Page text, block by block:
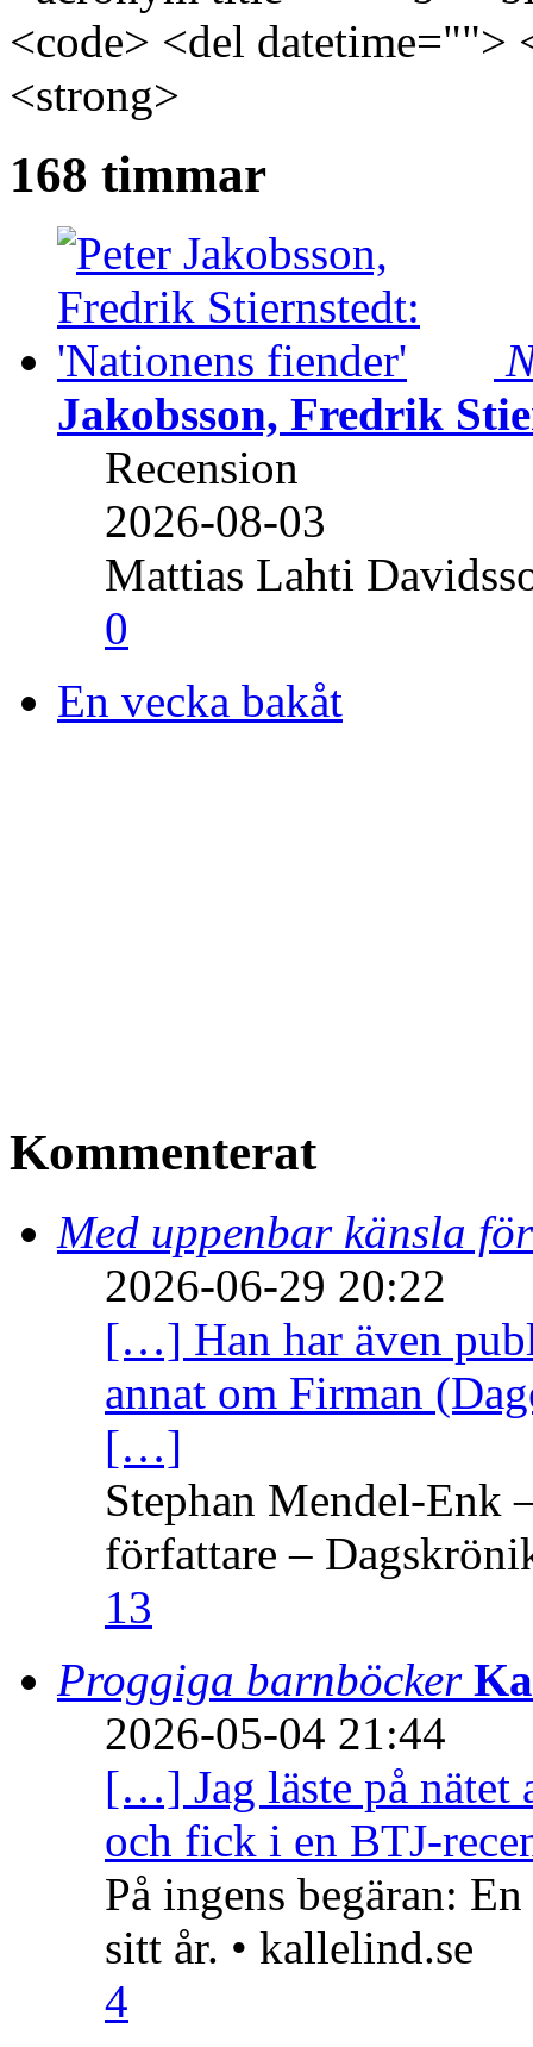
<code> <del
<strong>
168 timmar
Jakobsson, Fredrik
Recension
2026-08-03
Mattias Lahti
0
En vecka bakåt
Kommenterat
Med uppenbar känsla
2026-06-29 20:22
[…] Han har även
annat om Firman
[…]
Stephan Mendel-Enk
författare –
13
Proggiga barnböcker
2026-05-04 21:44
[…] Jag läste på nätet
och fick i en BTJ-
På ingens begäran:
sitt år. • kallelind.se
4